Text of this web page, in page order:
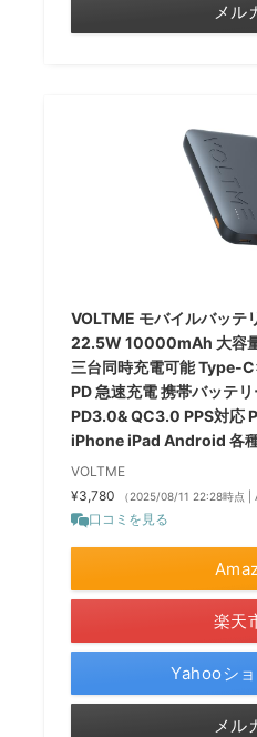
メル
VOLTME モバイルバッテ
22.5W 10000mAh 大容
三台同時充電可能 Type-
PD 急速充電 携帯バッテ
PD3.0& QC3.0 PPS対応
iPhone iPad Android 各種
VOLTME
¥3,780
（2025/08/11 22:28時点 |
口コミを見る
楽天
Yahooシ
メル